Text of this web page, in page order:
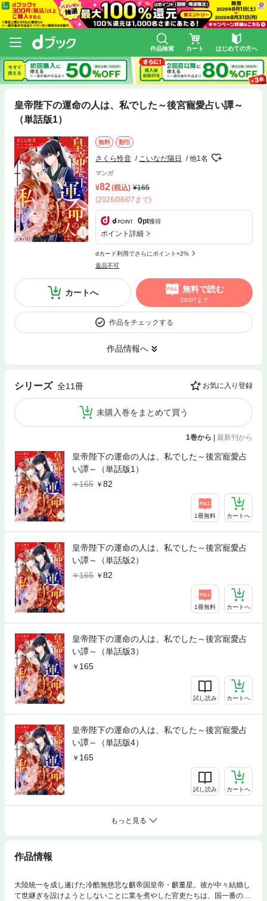
作品検索 カート はじめての方へ
皇帝陛下の運命の人は、私でした～後宮寵愛占い譚～
（単話版1）
無料 割引
さくら怜音 こいなだ陽日 他1名
マンガ
82(税込)
165
(2026/08/07まで)
0pt獲得
ポイント詳細
dカード利用でさらにポイント+2%
返品不可
カートへ 無料で読む
08/07まで
作品をチェックする
作品情報へ
シリーズ 全11冊 お気に入り登録
未購入巻をまとめて買う
1巻から 最新刊から
皇帝陛下の運命の人は、私でした～後宮寵愛占
い譚～（単話版1）
165
82
1冊無料 カートへ
皇帝陛下の運命の人は、私でした～後宮寵愛占
い譚～（単話版2）
165
82
1冊無料 カートへ
皇帝陛下の運命の人は、私でした～後宮寵愛占
い譚～（単話版3）
165
試し読み カートへ
皇帝陛下の運命の人は、私でした～後宮寵愛占
い譚～（単話版4）
165
試し読み カートへ
もっと見る
作品情報
大陸統一を成し遂げた冷酷無慈悲な麒帝国皇帝・麒董星。彼が中々結婚し
て世継ぎを設けようとしないことに業を煮やした官吏たちは、国一番の占